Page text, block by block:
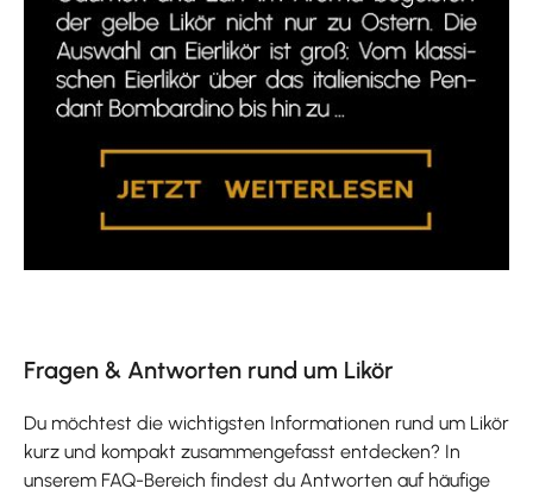
Fragen & Antworten rund um Likör
Du möchtest die wichtigsten Informationen rund um Likör
kurz und kompakt zusammengefasst entdecken? In
unserem FAQ-Bereich findest du Antworten auf häufige